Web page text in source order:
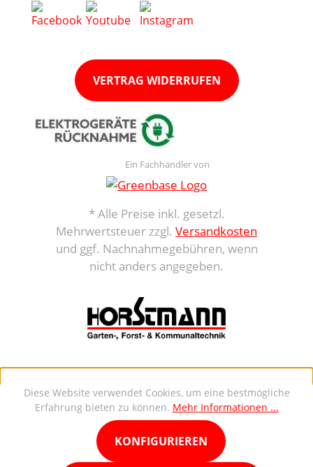
VERTRAG WIDERRUFEN
Ein Fachhändler von
* Alle Preise inkl. gesetzl.
Mehrwertsteuer zzgl. Versandkosten
und ggf. Nachnahmegebühren, wenn
nicht anders angegeben.
Diese Website verwendet Cookies, um eine bestmögliche
Erfahrung bieten zu können. Mehr Informationen ...
KONFIGURIEREN